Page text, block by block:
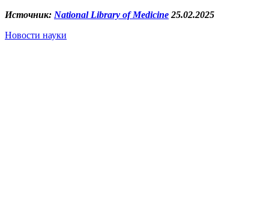
Источник: National Library of Medicine 25.02.2025
Новости науки